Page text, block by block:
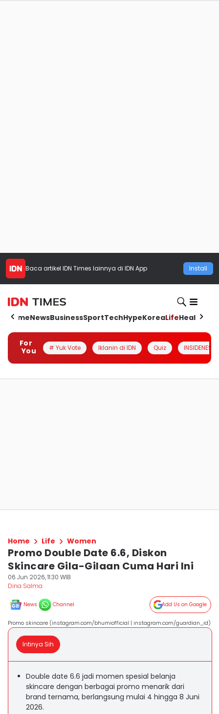
Baca artikel IDN Times lainnya di IDN App Install
HomeNewsBusinessSportTechHypeKoreaLifeHealth
For
You
# Yuk Vote Iklanin di IDN Quiz INSIDENESIA
Home Life Women
Promo Double Date 6.6, Diskon
Skincare Gila-Gilaan Cuma Hari Ini
06 Jun 2026, 11:30 WIB
Dina Salma
News Channel Add Us on Google
Promo skincare (instagram.com/bhumiofficial | instagram.com/guardian_id)
Intinya Sih
Double date 6.6 jadi momen spesial belanja
skincare dengan berbagai promo menarik dari
brand ternama, berlangsung mulai 4 hingga 8 Juni
2026.